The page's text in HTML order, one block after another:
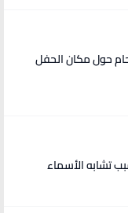
حول مكان الحفل
تشابه الأسماء